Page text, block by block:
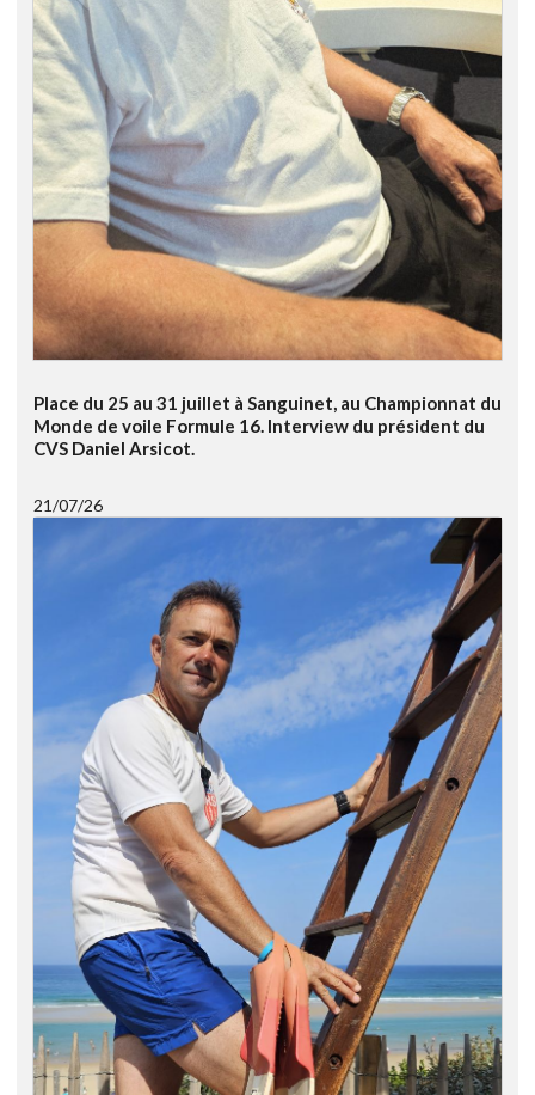
Place du 25 au 31 juillet à Sanguinet, au Championnat du
Monde de voile Formule 16. Interview du président du
CVS Daniel Arsicot.
21/07/26